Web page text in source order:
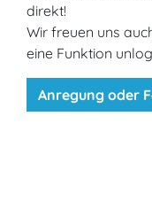
direkt!
Wir freuen uns
eine Funktion
Anregung oder